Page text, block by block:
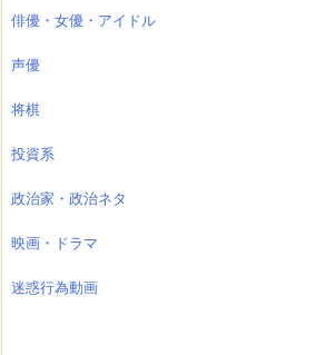
俳優・女優・アイドル
声優
将棋
投資系
政治家・政治ネタ
映画・ドラマ
迷惑行為動画